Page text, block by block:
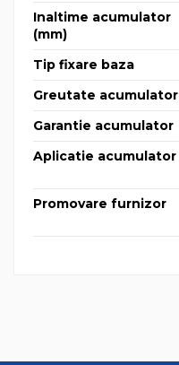
Inaltime acumulator
(mm)
Tip fixare baza
Greutate acumulator
Garantie acumulator
Aplicatie acumulator
Promovare furnizor